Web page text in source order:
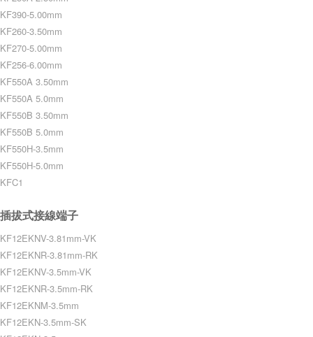
KF390-5.00mm
KF260-3.50mm
KF270-5.00mm
KF256-6.00mm
KF550A 3.50mm
KF550A 5.0mm
KF550B 3.50mm
KF550B 5.0mm
KF550H-3.5mm
KF550H-5.0mm
KFC1
插拔式接線端子
KF12EKNV-3.81mm-VK
KF12EKNR-3.81mm-RK
KF12EKNV-3.5mm-VK
KF12EKNR-3.5mm-RK
KF12EKNM-3.5mm
KF12EKN-3.5mm-SK